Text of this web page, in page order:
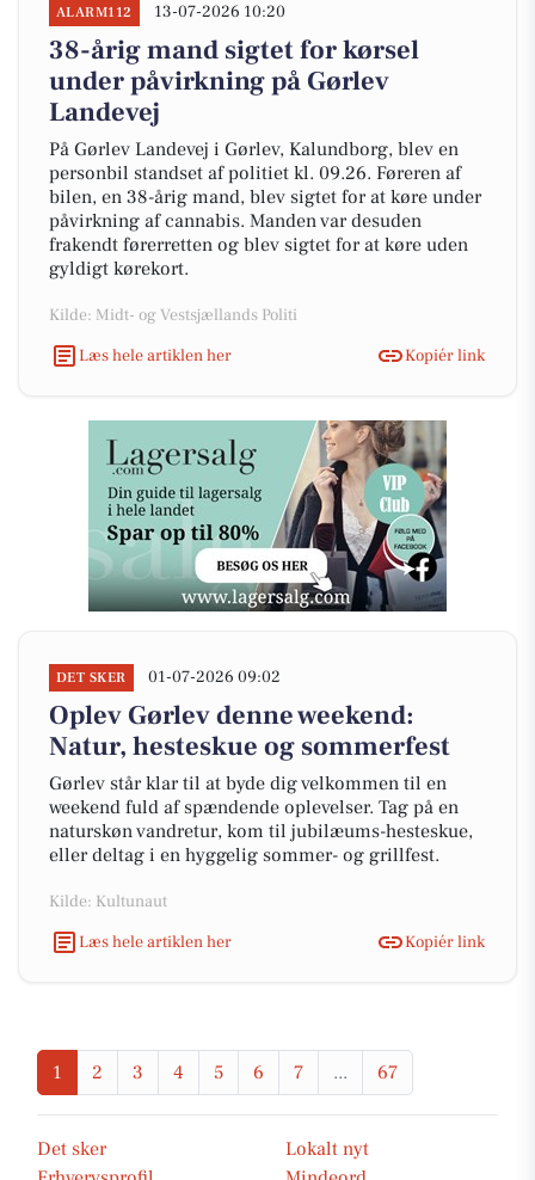
ALARM112 13-07-2026 10:20
38-årig mand sigtet for kørsel
under påvirkning på Gørlev
Landevej
På Gørlev Landevej i Gørlev, Kalundborg, blev en
personbil standset af politiet kl. 09.26. Føreren af
bilen, en 38-årig mand, blev sigtet for at køre under
påvirkning af cannabis. Manden var desuden
frakendt førerretten og blev sigtet for at køre uden
gyldigt kørekort.
Kilde: Midt- og Vestsjællands Politi
Læs hele artiklen her
Kopiér link
DET SKER 01-07-2026 09:02
Oplev Gørlev denne weekend:
Natur, hesteskue og sommerfest
Gørlev står klar til at byde dig velkommen til en
weekend fuld af spændende oplevelser. Tag på en
naturskøn vandretur, kom til jubilæums-hesteskue,
eller deltag i en hyggelig sommer- og grillfest.
Kilde: Kultunaut
Læs hele artiklen her
Kopiér link
1 2 3 4 5 6 7 ... 67
Det sker
Lokalt nyt